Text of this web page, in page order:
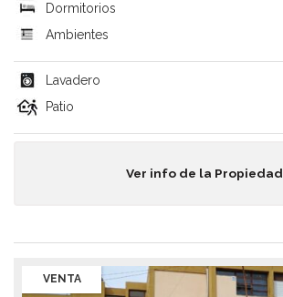
Dormitorios
Ambientes
Lavadero
Patio
Ver info de la Propiedad
VENTA